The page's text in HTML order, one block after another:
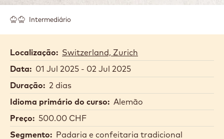
Intermediário
Localização: Switzerland, Zurich
Data: 01 Jul 2025 - 02 Jul 2025
Duração: 2 dias
Idioma primário do curso: Alemão
Preço: 500.00 CHF
Segmento: Padaria e confeitaria tradicional